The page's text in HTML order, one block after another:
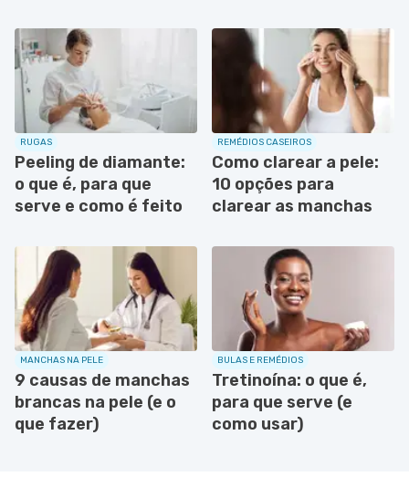
RUGAS
Peeling de diamante:
o que é, para que
serve e como é feito
REMÉDIOS CASEIROS
Como clarear a pele:
10 opções para
clarear as manchas
MANCHAS NA PELE
9 causas de manchas
brancas na pele (e o
que fazer)
BULAS E REMÉDIOS
Tretinoína: o que é,
para que serve (e
como usar)